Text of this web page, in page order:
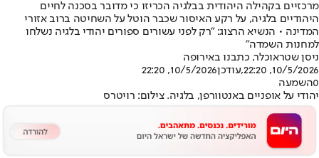
מרכזיים בקהילה היהודית בבלגיה הכריזו כי מדובר בסכנה לחיים
היהודיים בלגיה, על רקע האיסור שכבר הוטל על השחיטה ברוב אזורי
המדינה • הנשיא הרצוג: "רק לפני עשורים ספורים יהודי בלגיה נשלחו
למחנות השמדה"
ניסן שטראוכלר, כתבנו באירופה
10/5/2026, 22:20
,עודכן10/5/2026, 22:20
0השמעה
יהודי על אופניים באנטוורפן, בלגיה. צילום: רויטרס